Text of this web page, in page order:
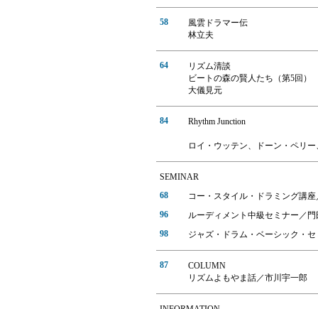
58
風雲ドラマー伝
林立夫
64
リズム清談
ビートの森の賢人たち（第5回）
大儀見元
84 Rhythm Junction
ロイ・ウッテン、ドーン・ペリ
SEMINAR
68
コー・スタイル・ドラミング講
96
ルーディメント中級セミナー／
98
ジャズ・ドラム・ベーシック・
87
COLUMN
リズムよもやま話／市川宇一郎